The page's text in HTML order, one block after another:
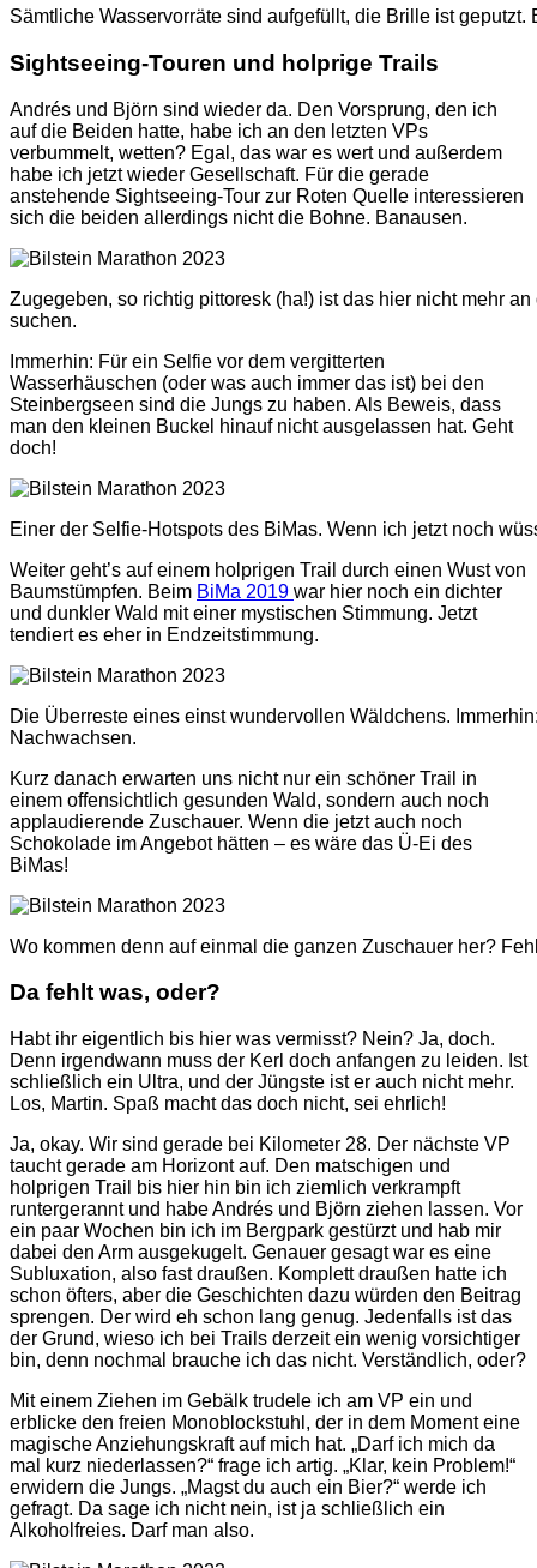
Sämtliche Wasservorräte sind aufgefüllt, die Brille ist geputzt.
Sightseeing-Touren und holprige Trails
Andrés und Björn sind wieder da. Den Vorsprung, den ich
auf die Beiden hatte, habe ich an den letzten VPs
verbummelt, wetten? Egal, das war es wert und außerdem
habe ich jetzt wieder Gesellschaft. Für die gerade
anstehende Sightseeing-Tour zur Roten Quelle interessieren
sich die beiden allerdings nicht die Bohne. Banausen.
Zugegeben, so richtig pittoresk (ha!) ist das hier nicht mehr
suchen.
Immerhin: Für ein Selfie vor dem vergitterten
Wasserhäuschen (oder was auch immer das ist) bei den
Steinbergseen sind die Jungs zu haben. Als Beweis, dass
man den kleinen Buckel hinauf nicht ausgelassen hat. Geht
doch!
Einer der Selfie-Hotspots des BiMas. Wenn ich jetzt noch
Weiter geht’s auf einem holprigen Trail durch einen Wust von
Baumstümpfen. Beim BiMa 2019 war hier noch ein dichter
und dunkler Wald mit einer mystischen Stimmung. Jetzt
tendiert es eher in Endzeitstimmung.
Die Überreste eines einst wundervollen Wäldchens.
Nachwachsen.
Kurz danach erwarten uns nicht nur ein schöner Trail in
einem offensichtlich gesunden Wald, sondern auch noch
applaudierende Zuschauer. Wenn die jetzt auch noch
Schokolade im Angebot hätten – es wäre das Ü-Ei des
BiMas!
Wo kommen denn auf einmal die ganzen Zuschauer her?
Da fehlt was, oder?
Habt ihr eigentlich bis hier was vermisst? Nein? Ja, doch.
Denn irgendwann muss der Kerl doch anfangen zu leiden. Ist
schließlich ein Ultra, und der Jüngste ist er auch nicht mehr.
Los, Martin. Spaß macht das doch nicht, sei ehrlich!
Ja, okay. Wir sind gerade bei Kilometer 28. Der nächste VP
taucht gerade am Horizont auf. Den matschigen und
holprigen Trail bis hier hin bin ich ziemlich verkrampft
runtergerannt und habe Andrés und Björn ziehen lassen. Vor
ein paar Wochen bin ich im Bergpark gestürzt und hab mir
dabei den Arm ausgekugelt. Genauer gesagt war es eine
Subluxation, also fast draußen. Komplett draußen hatte ich
schon öfters, aber die Geschichten dazu würden den Beitrag
sprengen. Der wird eh schon lang genug. Jedenfalls ist das
der Grund, wieso ich bei Trails derzeit ein wenig vorsichtiger
bin, denn nochmal brauche ich das nicht. Verständlich, oder?
Mit einem Ziehen im Gebälk trudele ich am VP ein und
erblicke den freien Monoblockstuhl, der in dem Moment eine
magische Anziehungskraft auf mich hat. „Darf ich mich da
mal kurz niederlassen?“ frage ich artig. „Klar, kein Problem!“
erwidern die Jungs. „Magst du auch ein Bier?“ werde ich
gefragt. Da sage ich nicht nein, ist ja schließlich ein
Alkoholfreies. Darf man also.